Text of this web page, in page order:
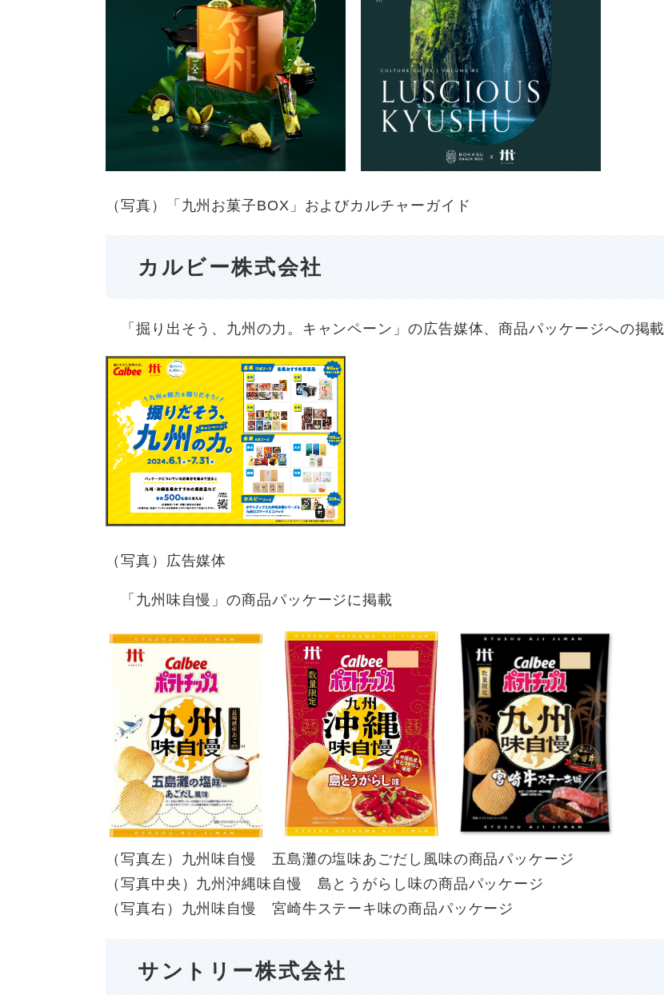
（写真）「九州お菓子BOX」およびカルチャーガイド
カルビー株式会社
「掘り出そう、九州の力。キャンペーン」の広告媒体、商品パッケージへの掲載
（写真）広告媒体
「九州味自慢」の商品パッケージに掲載
（写真左）九州味自慢 五島灘の塩味あごだし風味の商品パッケージ
（写真中央）九州沖縄味自慢 島とうがらし味の商品パッケージ
（写真右）九州味自慢 宮崎牛ステーキ味の商品パッケージ
サントリー株式会社